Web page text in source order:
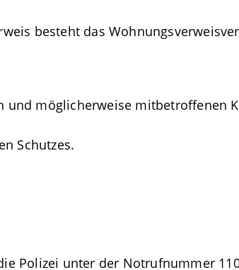
besteht das
und möglicherweise mitbetroffenen
Schutzes.
Polizei unter der Notrufnummer